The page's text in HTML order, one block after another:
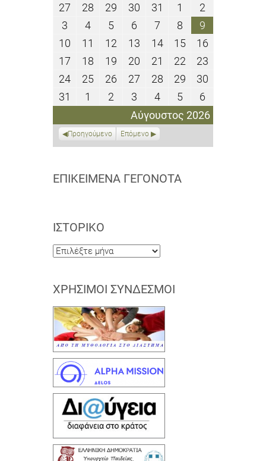
Αύγουστος 2026
27
Ιουλίου
2026
28
Ιουλίου
2026
29
Ιουλίου
2026
30
Ιουλίου
2026
31
Ιουλίου
2026
1
Αυγούστου
2026
22
Αυγούστου
2026
3
Αυγούστου
2026
44
Αυγούστου
2026
55
Αυγούστου
2026
6
Αυγούστου
2026
77
Αυγούστου
2026
88
Αυγούστου
2026
99
Αυγούστου
2026
10
Αυγούστου
2026
11
Αυγούστου
2026
12
Αυγούστου
2026
13
Αυγούστου
2026
1414
Αυγούστου
2026
1515
Αυγούστου
2026
1616
Αυγούστου
2026
17
Αυγούστου
2026
18
Αυγούστου
2026
19
Αυγούστου
2026
20
Αυγούστου
2026
21
Αυγούστου
2026
2222
Αυγούστου
2026
2323
2026
2424
Αυγούστου
2026
2525
Αυγούστου
2026
26
Αυγούστου
2026
27
Αυγούστου
2026
2828
Αυγούστου
2026
2929
Αυγούστου
2026
3030
2026
31
Αυγούστου
1
Σεπτεμβρίου
2
Σεπτεμβρίου
2026
3
Σεπτεμβρίου
2026
44
Σεπτεμβρίου
2026
55
Σεπτεμβρίου
2026
66
2026
Προηγούμενο Επόμενο
ΕΠΙΚΕΊΜΕΝΑ ΓΕΓΟΝΌΤΑ
ΙΣΤΟΡΙΚΌ
Ιστορικό
ΧΡΉΣΙΜΟΙ ΣΎΝΔΕΣΜΟΙ